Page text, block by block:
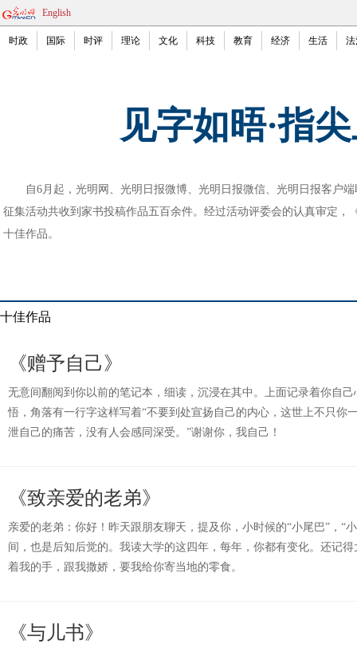
English
时政 国际 时评 理论 文化 科技 教育 经济 生活
见字如晤·指
自6月起，光明网、光明日报微博、光明日报微信、光明日报客户端
征集活动共收到家书投稿作品五百余件。经过活动评委会的认真审定
十佳作品。
十佳作品
《赠予自己》
无意间翻阅到你以前的笔记本，细读，沉浸在其中。上面记录着你自
悟，角落有一行字这样写着“不要到处宣扬自己的内心，这世上不只你
泄自己的痛苦，没有人会感同深受。”谢谢你，我自己！
《致亲爱的老弟》
亲爱的老弟：你好！昨天跟朋友聊天，提及你，小时候的“小尾巴”，“
间，也是后知后觉的。我读大学的这四年，每年，你都有变化。还记
着我的手，跟我撒娇，要我给你寄当地的零食。
《与儿书》